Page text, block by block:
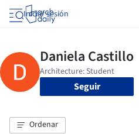
Iniciar sesión
Seguir
Ordenar